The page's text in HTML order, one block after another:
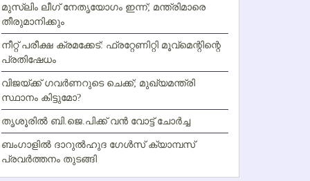
മുസ്ലിം ലീഗ് നേതൃയോഗം ഇന്ന്; മന്ത്രിമാരെ
തീരുമാനിക്കും
നീറ്റ് പരീക്ഷ ക്രമക്കേട്: ഫ്രറ്റേണിറ്റി മൂവ്‌മെന്റിന്റെ
പ്രതിഷേധം
വിജയ്ക്ക് ഗവര്‍ണറുടെ ചെക്ക്; മുഖ്യമന്ത്രി
സ്ഥാനം കിട്ടുമോ?
തൃശൂരില്‍ ബി.ജെ.പിക്ക് വന്‍ വോട്ട് ചോര്‍ച്ച
ബംഗാളില്‍ ദാറുല്‍ഹുദ ഗേള്‍സ് ക്യാമ്പസ്
പ്രവര്‍ത്തനം തുടങ്ങി